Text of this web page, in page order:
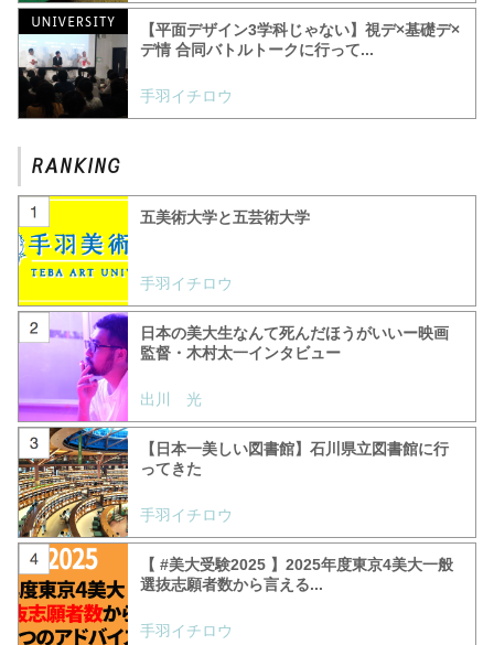
【平面デザイン3学科じゃない】視デ×基礎デ×
デ情 合同バトルトークに行って...
手羽イチロウ
五美術大学と五芸術大学
手羽イチロウ
日本の美大生なんて死んだほうがいいー映画
監督・木村太一インタビュー
出川 光
【日本一美しい図書館】石川県立図書館に行
ってきた
手羽イチロウ
【 #美大受験2025 】2025年度東京4美大一般
選抜志願者数から言える...
手羽イチロウ